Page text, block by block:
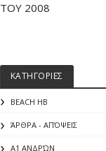
ΤΟΥ 2008
ΚΑΤΗΓΟΡΙΕΣ
BEACH HB
ΆΡΘΡΑ - ΑΠΌΨΕΙΣ
Α1 ΑΝΔΡΏΝ